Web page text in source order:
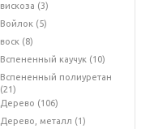
вискоза (3)
Войлок (5)
воск (8)
Вспененный каучук (10)
Вспененный полиуретан
(21)
Дерево (106)
Дерево, металл (1)